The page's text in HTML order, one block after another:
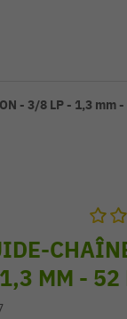
- 3/8 LP - 1,3 mm -
MM - 52